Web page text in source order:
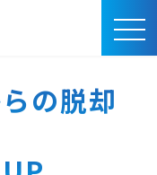
の脱却